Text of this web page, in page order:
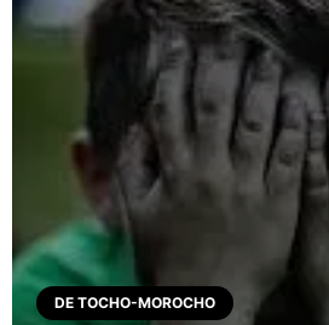
DE TOCHO-MOROCHO